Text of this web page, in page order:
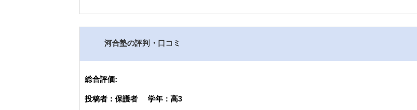
河合塾の評判・口コミ
総合評価:
投稿者：保護者 学年：高3